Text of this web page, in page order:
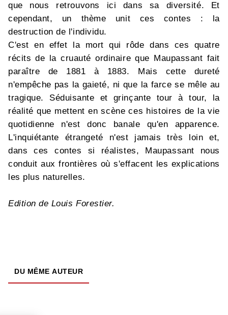
que nous retrouvons ici dans sa diversité. Et
cependant, un thème unit ces contes : la
destruction de l'individu.
C'est en effet la mort qui rôde dans ces quatre
récits de la cruauté ordinaire que Maupassant fait
paraître de 1881 à 1883. Mais cette dureté
n'empêche pas la gaieté, ni que la farce se mêle au
tragique. Séduisante et grinçante tour à tour, la
réalité que mettent en scène ces histoires de la vie
quotidienne n'est donc banale qu'en apparence.
L'inquiétante étrangeté n'est jamais très loin et,
dans ces contes si réalistes, Maupassant nous
conduit aux frontières où s'effacent les explications
les plus naturelles.
Edition de Louis Forestier.
DU MÊME AUTEUR